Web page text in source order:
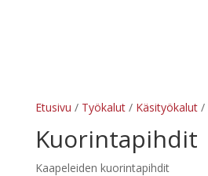
Etusivu / Työkalut/ Käsityökalut/
Kuorintapihdit
Kaapeleiden kuorintapihdit